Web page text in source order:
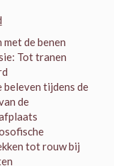
met de benen
Tot tranen
beleven tijdens de
de
tot rouw bij